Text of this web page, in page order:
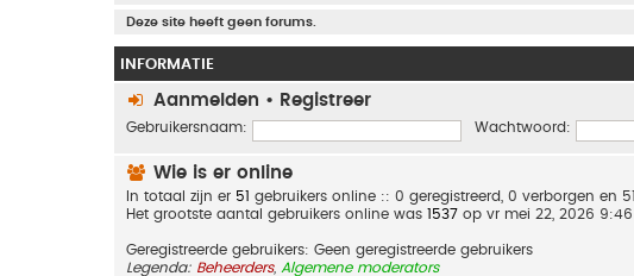
Deze site heeft geen forums.
INFORMATIE
Aanmelden • Registreer
Gebruikersnaam: Wachtwoord:
Wie is er online
In totaal zijn er 51 gebruikers online :: 0 geregistreerd, 0 verborgen en
Het grootste aantal gebruikers online was 1537 op vr mei 22, 2026
Geregistreerde gebruikers: Geen geregistreerde gebruikers
Legenda: Beheerders, Algemene moderators